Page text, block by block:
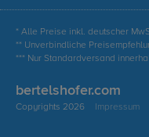
* Alle Preise inkl. deutscher
** Unverbindliche
*** Nur Standardversand
bertelshofer.com
Copyrights 2026 Impressum